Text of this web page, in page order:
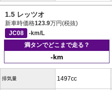
1.5 レッツオ
新車時価格123.9万円(税抜)
JC08
-km/L
満タンでどこまで走る？
-km
排気量 1497cc